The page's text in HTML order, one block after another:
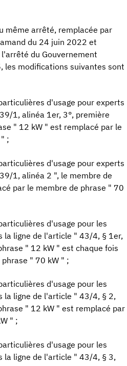
même arrêté, remplacée par
du 24 juin 2022 et
du Gouvernement
les modifications suivantes sont
d'usage pour experts
1, alinéa 1er, 3°, première
" 12 kW " est remplacé par le
;
d'usage pour experts
1, alinéa 2 ", le membre de
par le membre de phrase " 70
d'usage pour les
la ligne de l'article " 43/4, § 1er,
" 12 kW " est chaque fois
" 70 kW " ;
d'usage pour les
la ligne de l'article " 43/4, § 2,
" 12 kW " est remplacé par
" ;
d'usage pour les
la ligne de l'article " 43/4, § 3,